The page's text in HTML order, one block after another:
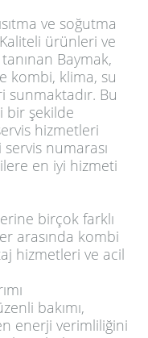
ve soğutma
ürünleri ve
Baymak,
kombi, klima, su
sunmaktadır. Bu
bir şekilde
hizmetleri
numarası
en iyi hizmeti
birçok farklı
arasında kombi
hizmetleri ve acil
bakımı,
enerji verimliliğini